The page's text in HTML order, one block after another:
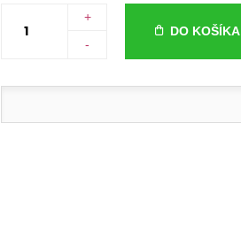
+
-
DO KOŠÍKA